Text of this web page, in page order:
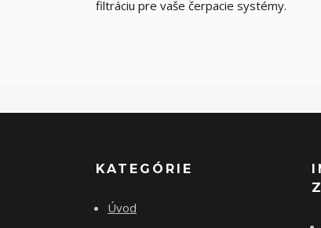
filtráciu pre vaše čerpacie systémy.
KATEGÓRIE
Úvod